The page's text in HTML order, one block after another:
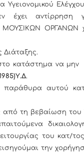
Ελέγχου
έχει
ΟΡΓΑΝΩΝ
Διάταξης.
κατάστημα να μην
.
αυτού
τη βεβαίωση του
του κατ/
την